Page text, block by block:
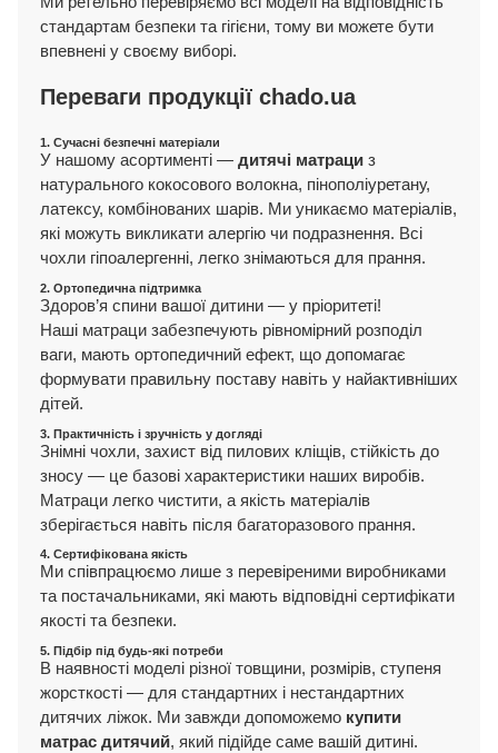
стандартам безпеки та гігієни, тому ви можете бути
впевнені у своєму виборі.
Переваги продукції chado.ua
1. Сучасні безпечні матеріали
У нашому асортименті — дитячі матрациз
натурального кокосового волокна, пінополіуретану,
латексу, комбінованих шарів. Ми уникаємо матеріалів,
які можуть викликати алергію чи подразнення. Всі
чохли гіпоалергенні, легко знімаються для прання.
2. Ортопедична підтримка
Здоров’я спини вашої дитини — у пріоритеті!
Наші матраци забезпечують рівномірний розподіл
ваги, мають ортопедичний ефект, що допомагає
формувати правильну поставу навіть у найактивніших
дітей.
3. Практичність і зручність у догляді
Знімні чохли, захист від пилових кліщів, стійкість до
зносу — це базові характеристики наших виробів.
Матраци легко чистити, а якість матеріалів
зберігається навіть після багаторазового прання.
4. Сертифікована якість
Ми співпрацюємо лише з перевіреними виробниками
та постачальниками, які мають відповідні сертифікати
якості та безпеки.
5. Підбір під будь-які потреби
В наявності моделі різної товщини, розмірів, ступеня
жорсткості — для стандартних і нестандартних
дитячих ліжок. Ми завжди допоможемо купити
матрас дитячий, який підійде саме вашій дитині.